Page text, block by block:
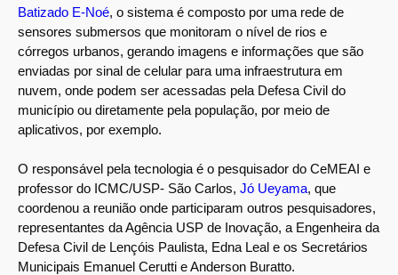
Batizado E-Noé, o sistema é composto por uma rede de
sensores submersos que monitoram o nível de rios e
córregos urbanos, gerando imagens e informações que são
enviadas por sinal de celular para uma infraestrutura em
nuvem, onde podem ser acessadas pela Defesa Civil do
município ou diretamente pela população, por meio de
aplicativos, por exemplo.
O responsável pela tecnologia é o pesquisador do CeMEAI e
professor do ICMC/USP- São Carlos, Jó Ueyama, que
coordenou a reunião onde participaram outros pesquisadores,
representantes da Agência USP de Inovação, a Engenheira da
Defesa Civil de Lençóis Paulista, Edna Leal e os Secretários
Municipais Emanuel Cerutti e Anderson Buratto.